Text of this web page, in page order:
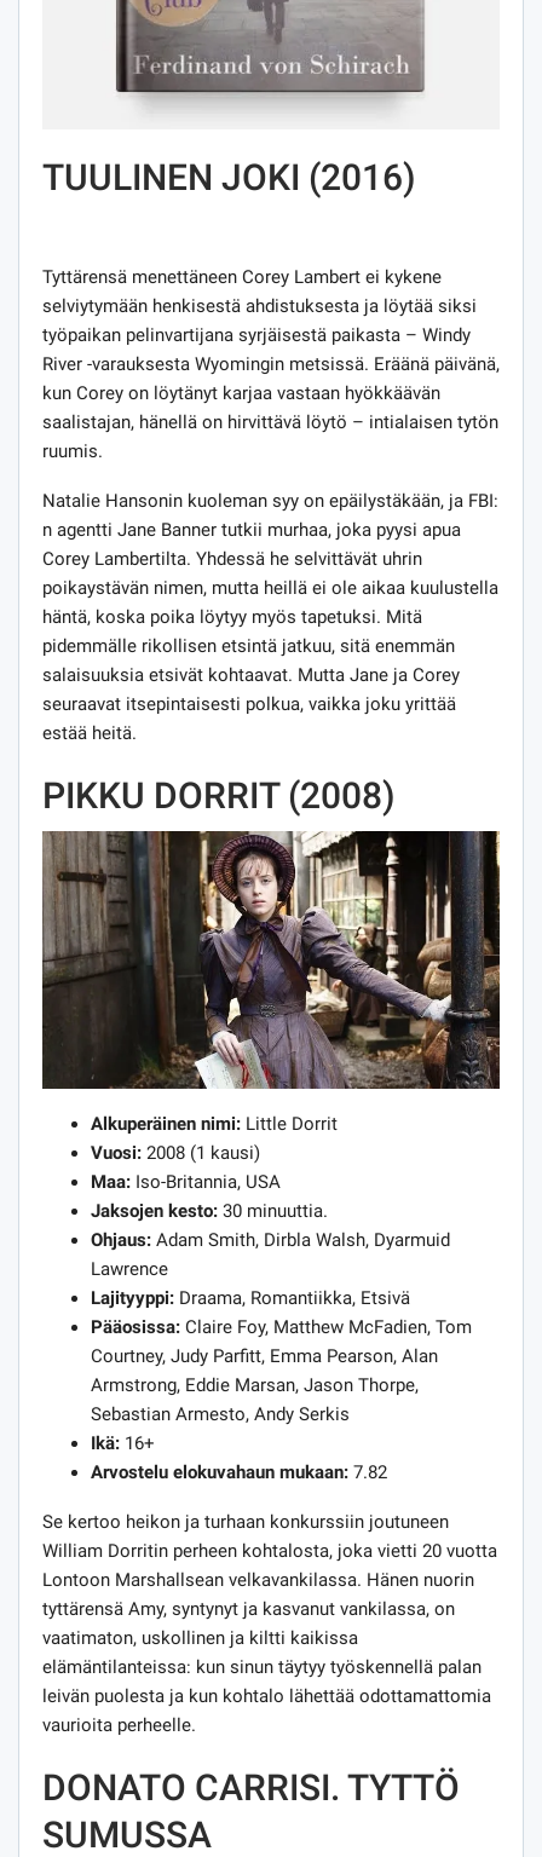
TUULINEN JOKI (2016)
Tyttärensä menettäneen Corey Lambert ei kykene
selviytymään henkisestä ahdistuksesta ja löytää siksi
työpaikan pelinvartijana syrjäisestä paikasta – Windy
River -varauksesta Wyomingin metsissä. Eräänä päivänä,
kun Corey on löytänyt karjaa vastaan ​​hyökkäävän
saalistajan, hänellä on hirvittävä löytö – intialaisen tytön
ruumis.
Natalie Hansonin kuoleman syy on epäilystäkään, ja FBI:
n agentti Jane Banner tutkii murhaa, joka pyysi apua
Corey Lambertilta. Yhdessä he selvittävät uhrin
poikaystävän nimen, mutta heillä ei ole aikaa kuulustella
häntä, koska poika löytyy myös tapetuksi. Mitä
pidemmälle rikollisen etsintä jatkuu, sitä enemmän
salaisuuksia etsivät kohtaavat. Mutta Jane ja Corey
seuraavat itsepintaisesti polkua, vaikka joku yrittää
estää heitä.
PIKKU DORRIT (2008)
Alkuperäinen nimi: Little Dorrit
Vuosi: 2008 (1 kausi)
Maa: Iso-Britannia, USA
Jaksojen kesto: 30 minuuttia.
Ohjaus: Adam Smith, Dirbla Walsh, Dyarmuid
Lawrence
Lajityyppi: Draama, Romantiikka, Etsivä
Pääosissa: Claire Foy, Matthew McFadien, Tom
Courtney, Judy Parfitt, Emma Pearson, Alan
Armstrong, Eddie Marsan, Jason Thorpe,
Sebastian Armesto, Andy Serkis
Ikä: 16+
Arvostelu elokuvahaun mukaan: 7.82
Se kertoo heikon ja turhaan konkurssiin joutuneen
William Dorritin perheen kohtalosta, joka vietti 20 vuotta
Lontoon Marshallsean velkavankilassa. Hänen nuorin
tyttärensä Amy, syntynyt ja kasvanut vankilassa, on
vaatimaton, uskollinen ja kiltti kaikissa
elämäntilanteissa: kun sinun täytyy työskennellä palan
leivän puolesta ja kun kohtalo lähettää odottamattomia
vaurioita perheelle.
DONATO CARRISI. TYTTÖ
SUMUSSA